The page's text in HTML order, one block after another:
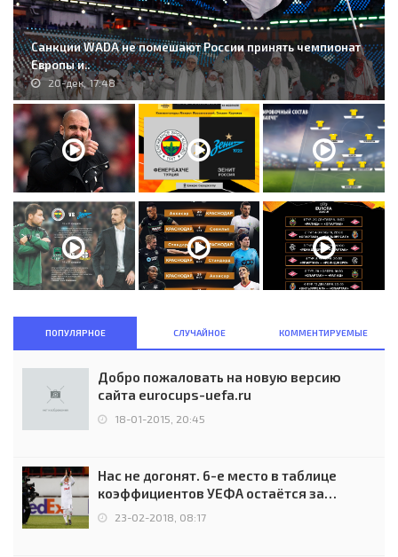
Санкции WADA не помешают России принять чемпионат
Европы и..
20-дек, 17:48
ПОПУЛЯРНОЕ СЛУЧАЙНОЕ КОММЕНТИРУЕМЫЕ
Добро пожаловать на новую версию
сайта eurocups-uefa.ru
18-01-2015, 20:45
Нас не догонят. 6-е место в таблице
коэффициентов УЕФА остаётся за
Россией
23-02-2018, 08:17